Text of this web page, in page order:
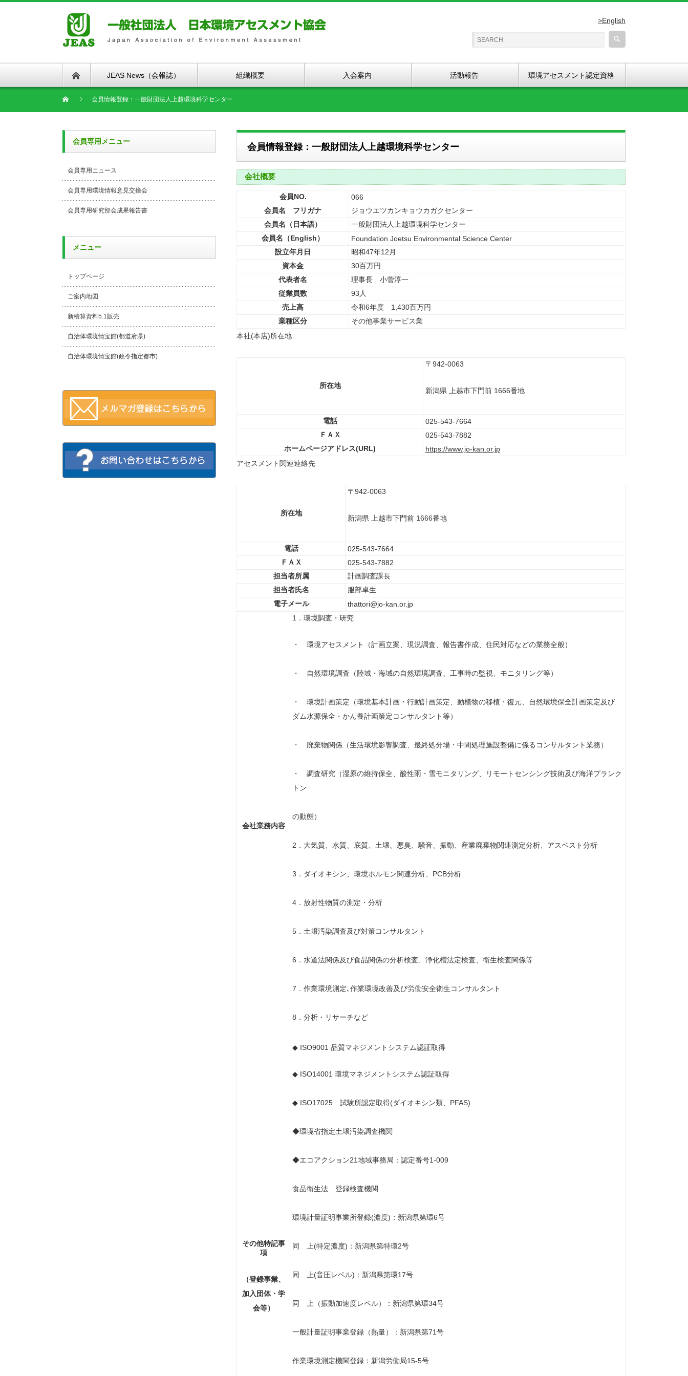
>English
JEAS News（会報誌） 組織概要 入会案内 活動報告 環境アセスメント認定資格
会員情報登録：一般財団法人上越環境科学センター
会員情報登録：一般財団法人上越環境科学センター
会社概要
会員NO.
066
会員名 フリガナ
ジョウエツカンキョウカガクセンター
会員名（日本語）
一般財団法人上越環境科学センター
会員名（English）
Foundation Joetsu Environmental Science Center
設立年月日
昭和47年12月
資本金
30百万円
代表者名
理事長 小菅淳一
従業員数
93人
売上高
令和6年度 1,430百万円
業種区分
その他事業サービス業
本社(本店)所在地
所在地
〒942-0063
新潟県 上越市下門前 1666番地
電話
025-543-7664
ＦＡＸ
025-543-7882
ホームページアドレス(URL)
https://www.jo-kan.or.jp
アセスメント関連連絡先
所在地
〒942-0063
新潟県 上越市下門前 1666番地
電話
025-543-7664
ＦＡＸ
025-543-7882
担当者所属
計画調査課長
担当者氏名
服部卓生
電子メール
thattori@jo-kan.or.jp
会社業務内容
1．環境調査・研究
・ 環境アセスメント（計画立案、現況調査、報告書作成、住民対応などの業務全般）
・ 自然環境調査（陸域・海域の自然環境調査、工事時の監視、モニタリング等）
・ 環境計画策定（環境基本計画・行動計画策定、動植物の移植・復元、自然環境保全計画策定及び
ダム水源保全・かん養計画策定コンサルタント等）
・ 廃棄物関係（生活環境影響調査、最終処分場・中間処理施設整備に係るコンサルタント業務）
・ 調査研究（湿原の維持保全、酸性雨・雪モニタリング、リモートセンシング技術及び海洋プランク
トン
の動態）
2．大気質、水質、底質、土壌、悪臭、騒音、振動、産業廃棄物関連測定分析、アスベスト分析
3．ダイオキシン、環境ホルモン関連分析、PCB分析
4．放射性物質の測定・分析
5．土壌汚染調査及び対策コンサルタント
6．水道法関係及び食品関係の分析検査、浄化槽法定検査、衛生検査関係等
7．作業環境測定､作業環境改善及び労働安全衛生コンサルタント
8．分析・リサーチなど
その他特記事
項
（登録事業、
加入団体・学
会等）
◆ ISO9001 品質マネジメントシステム認証取得
◆ ISO14001 環境マネジメントシステム認証取得
◆ ISO17025 試験所認定取得(ダイオキシン類、PFAS)
◆環境省指定土壌汚染調査機関
◆エコアクション21地域事務局：認定番号1-009
食品衛生法 登録検査機関
環境計量証明事業所登録(濃度)：新潟県第環6号
同 上(特定濃度)：新潟県第特環2号
同 上(音圧レベル)：新潟県第環17号
同 上（振動加速度レベル）：新潟県第環34号
一般計量証明事業登録（熱量）：新潟県第71号
作業環境測定機関登録：新潟労働局15-5号
会員専用メニュー
会員専用ニュース
会員専用環境情報意見交換会
会員専用研究部会成果報告書
メニュー
トップページ
ご案内地図
新積算資料5.1販売
自治体環境情宝館(都道府県)
自治体環境情宝館(政令指定都市)